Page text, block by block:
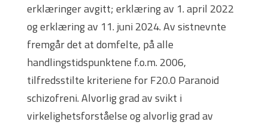
erklæringer avgitt; erklæring av 1. april 2022
og erklæring av 11. juni 2024. Av sistnevnte
fremgår det at domfelte, på alle
handlingstidspunktene f.o.m. 2006,
tilfredsstilte kriteriene for F20.0 Paranoid
schizofreni. Alvorlig grad av svikt i
virkelighetsforståelse og alvorlig grad av